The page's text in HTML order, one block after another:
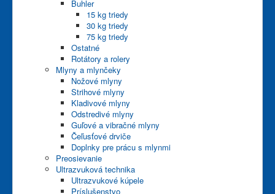
Buhler
15 kg triedy
30 kg triedy
75 kg triedy
Ostatné
Rotátory a rolery
Mlyny a mlynčeky
Nožové mlyny
Strihové mlyny
Kladivové mlyny
Odstredivé mlyny
Guľové a vibračné mlyny
Čeľusťové drviče
Doplnky pre prácu s mlynmi
Preosievanie
Ultrazvuková technika
Ultrazvukové kúpele
Príslušenstvo